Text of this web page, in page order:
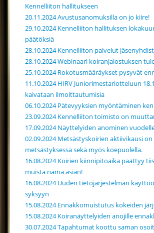
Kennelliiton hallitukseen
20.11.2024 Avustusanomuksilla on jo kiire!
29.10.2024 Kennelliiton hallituksen
päätöksiä
28.10.2024 Kennelliiton palvelut
28.10.2024 Webinaari koiranjalostuksen
25.10.2024 Rokotusmääräykset pysyvät
11.10.2024 HIRV Juniorimestariotteluun
kaivataan ilmoittautumisia
06.10.2024 Pätevyyksien myöntäminen
23.09.2024 Kennelliiton toimisto on
17.09.2024 Näyttelyiden anominen
02.09.2024 Metsästyskoirien aktiivikausi
metsästyksessä sekä myös koepuolella.
16.08.2024 Koirien kiinnipitoaika päättyy
muista nämä asian!
16.08.2024 Uuden tietojärjestelmän
syksyyn
15.08.2024 Ennakkomuistutus kokeiden
15.08.2024 Koiranäyttelyiden anojille
30.07.2024 Tapahtumat koottu saman